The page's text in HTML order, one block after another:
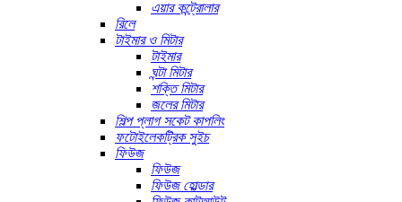
এয়ার কন্ট্রোলার
রিলে
টাইমার ও মিটার
টাইমার
ঘন্টা মিটার
শক্তি মিটার
জলের মিটার
শিল্প প্লাগ সকেট কাপলিং
ফটোইলেকট্রিক সুইচ
ফিউজ
ফিউজ
ফিউজ হোল্ডার